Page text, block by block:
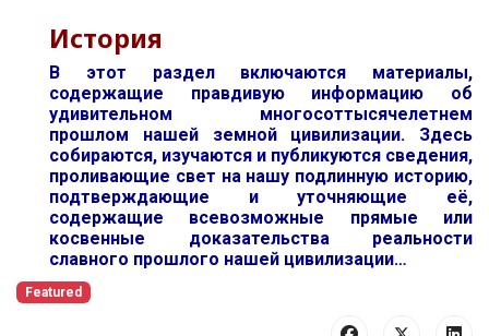
История
В этот раздел включаются материалы,
содержащие правдивую информацию об
удивительном многосоттысячелетнем
прошлом нашей земной цивилизации. Здесь
собираются, изучаются и публикуются сведения,
проливающие свет на нашу подлинную историю,
подтверждающие и уточняющие её,
содержащие всевозможные прямые или
косвенные доказательства реальности
славного прошлого нашей цивилизации…
Featured